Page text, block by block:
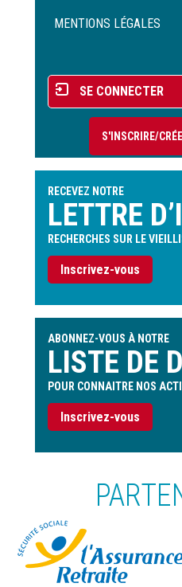
de
MENTIONS LÉGALES
Menu
du
compte
l'utilisateur
SE CONNECTER
S'INSCRIRE/
RECEVEZ NOTRE
LETTRE
RECHERCHES SUR LE
Inscrivez-vous
ABONNEZ-VOUS À NOTRE
LISTE DE
POUR CONNAITRE NOS
Inscrivez-vous